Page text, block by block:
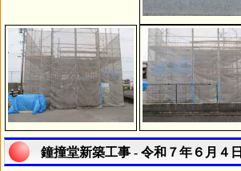
鐘撞堂新築工事 - 令和７年６月４日